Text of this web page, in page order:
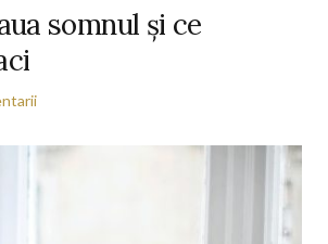
somnul și ce